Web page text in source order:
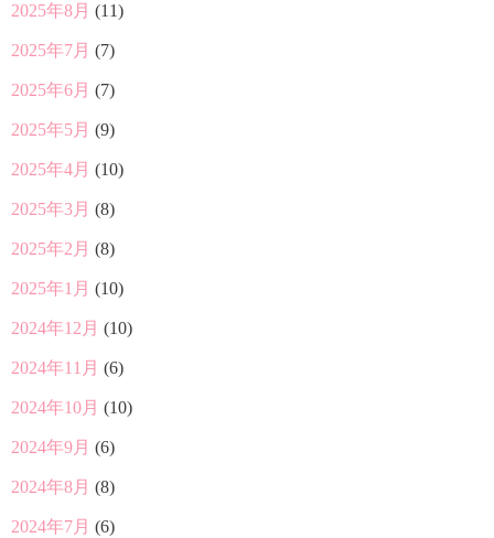
2025年8月 (11)
2025年7月 (7)
2025年6月 (7)
2025年5月 (9)
2025年4月 (10)
2025年3月 (8)
2025年2月 (8)
2025年1月 (10)
2024年12月 (10)
2024年11月 (6)
2024年10月 (10)
2024年9月 (6)
2024年8月 (8)
2024年7月 (6)